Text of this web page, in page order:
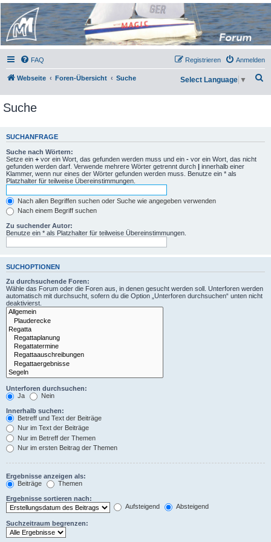
Micro Magic Forum
Deutschland
FAQ Anmelden
Registrieren
Webseite Foren-Übersicht Suche Select Language ▼
Suche
SUCHANFRAGE
Suche nach Wörtern:
Setze ein + vor ein Wort, das gefunden werden muss und ein - vor ein Wort, das nicht
gefunden werden darf. Verwende mehrere Wörter getrennt durch | innerhalb einer
Klammer, wenn nur eines der Wörter gefunden werden muss. Benutze ein * als
Platzhalter für teilweise Übereinstimmungen.
Nach allen Begriffen suchen oder Suche wie angegeben verwenden
Nach einem Begriff suchen
Zu suchender Autor:
Benutze ein * als Platzhalter für teilweise Übereinstimmungen.
SUCHOPTIONEN
Zu durchsuchende Foren:
Wähle das Forum oder die Foren aus, in denen gesucht werden soll. Unterforen werden
automatisch mit durchsucht, sofern du die Option „Unterforen durchsuchen“ unten nicht
deaktivierst.
Unterforen durchsuchen:
Ja
Nein
Innerhalb suchen:
Betreff und Text der Beiträge
Nur im Text der Beiträge
Nur im Betreff der Themen
Nur im ersten Beitrag der Themen
Ergebnisse anzeigen als:
Beiträge
Themen
Ergebnisse sortieren nach:
Aufsteigend
Absteigend
Suchzeitraum begrenzen: